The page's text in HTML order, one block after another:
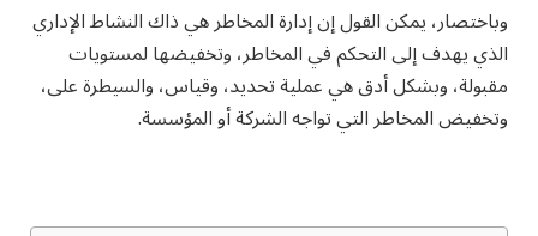
وباختصار، يمكن القول إن إدارة المخاطر هي ذاك النشاط الإداري
الذي يهدف إلى التحكم في المخاطر، وتخفيضها لمستويات
مقبولة، وبشكل أدق هي عملية تحديد، وقياس، والسيطرة على،
وتخفيض المخاطر التي تواجه الشركة أو المؤسسة.